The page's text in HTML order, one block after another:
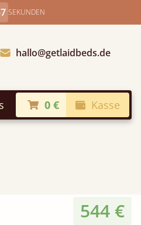
SEKUNDEN
hallo@getlaidbeds.de
0 € Kasse
544 €